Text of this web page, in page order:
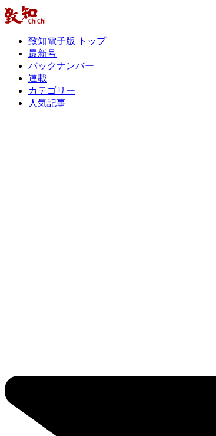
致知電子版 トップ
最新号
バックナンバー
連載
カテゴリー
人気記事